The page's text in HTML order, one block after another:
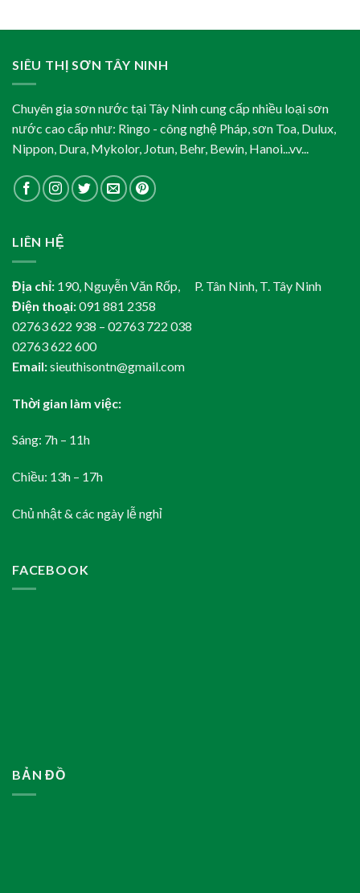
SIÊU THỊ SƠN TÂY NINH
Chuyên gia sơn nước tại Tây Ninh cung cấp nhiều loại sơn
nước cao cấp như: Ringo - công nghệ Pháp, sơn Toa, Dulux,
Nippon, Dura, Mykolor, Jotun, Behr, Bewin, Hanoi...vv...
LIÊN HỆ
Địa chỉ: 190, Nguyễn Văn Rốp, P. Tân Ninh, T. Tây Ninh
Điện thoại:091 881 2358
02763 622 938 – 02763 722 038
02763 622 600
Email:sieuthisontn@gmail.com
Thời gian làm việc:
Sáng: 7h – 11h
Chiều: 13h – 17h
Chủ nhật & các ngày lễ nghỉ
FACEBOOK
BẢN ĐỒ